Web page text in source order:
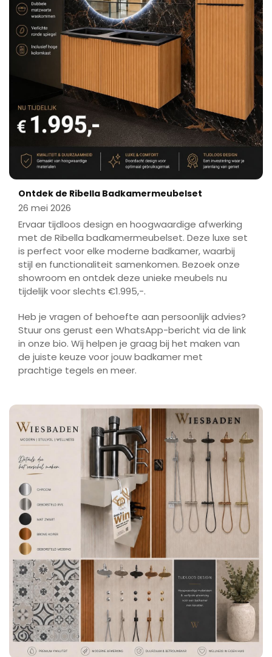
Ontdek de Ribella Badkamermeubelset
26 mei 2026
Ervaar tijdloos design en hoogwaardige afwerking
met de Ribella badkamermeubelset. Deze luxe set
is perfect voor elke moderne badkamer, waarbij
stijl en functionaliteit samenkomen. Bezoek onze
showroom en ontdek deze unieke meubels nu
tijdelijk voor slechts €1.995,-.
Heb je vragen of behoefte aan persoonlijk advies?
Stuur ons gerust een WhatsApp-bericht via de link
in onze bio. Wij helpen je graag bij het maken van
de juiste keuze voor jouw badkamer met
prachtige tegels en meer.